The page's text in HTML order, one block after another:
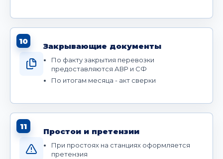
10
Закрывающие документы
По факту закрытия перевозки
предоставляются АВР и СФ
По итогам месяца - акт сверки
11
Простои и претензии
При простоях на станциях оформляется
претензия